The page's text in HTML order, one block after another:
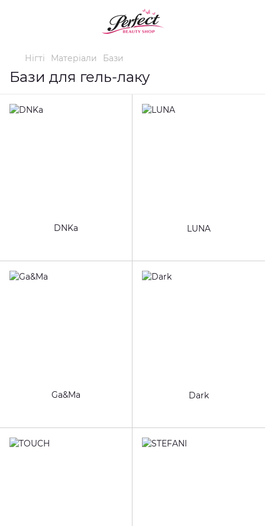
Нігті Матеріали Бази
Бази для гель-лаку
DNKa LUNA
Ga&Ma Dark